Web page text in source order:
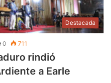
Destacada
0 711
rindió
a Earle